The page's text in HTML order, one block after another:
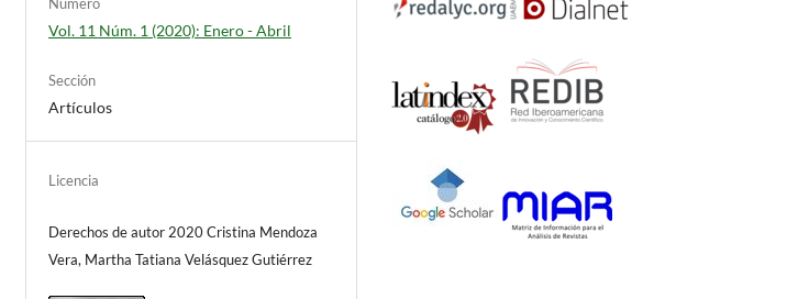
Número
Vol. 11 Núm. 1 (2020): Enero - Abril
Sección
Artículos
Licencia
Derechos de autor 2020 Cristina Mendoza
Vera, Martha Tatiana Velásquez Gutiérrez